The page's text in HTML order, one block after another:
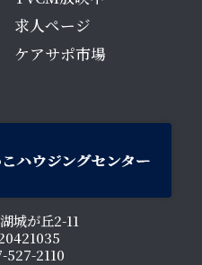
求人ページ
ケアサポ市場
城が丘2-11
527-2110